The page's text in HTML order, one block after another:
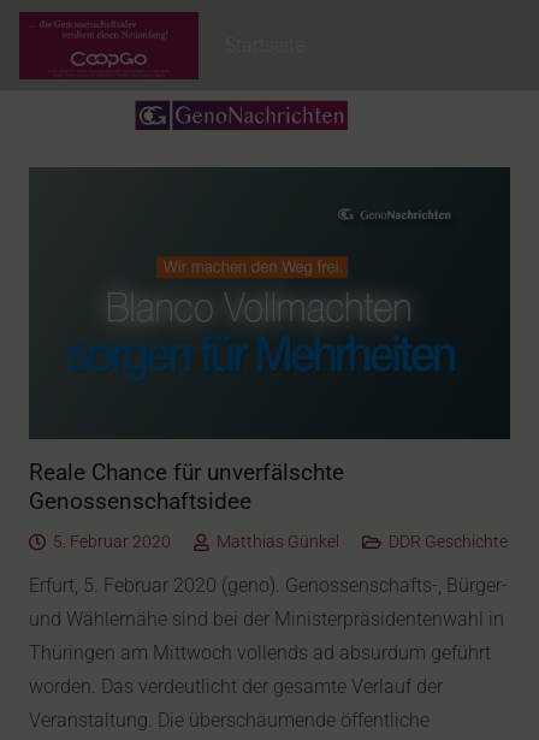
Reale Chance für unverfälschte
Genossenschaftsidee
5. Februar 2020 Matthias Günkel DDR Geschichte
Erfurt, 5. Februar 2020 (geno). Genossenschafts-, Bürger-
und Wählernähe sind bei der Ministerpräsidentenwahl in
Thüringen am Mittwoch vollends ad absurdum geführt
worden. Das verdeutlicht der gesamte Verlauf der
Veranstaltung. Die überschäumende öffentliche